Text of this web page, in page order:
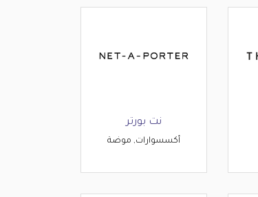
نت بورتر
أكسسوارات, موضة